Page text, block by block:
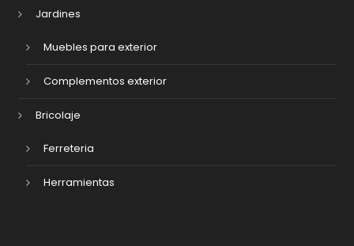
Jardines
Muebles para exterior
Complementos exterior
Bricolaje
Ferreteria
Herramientas